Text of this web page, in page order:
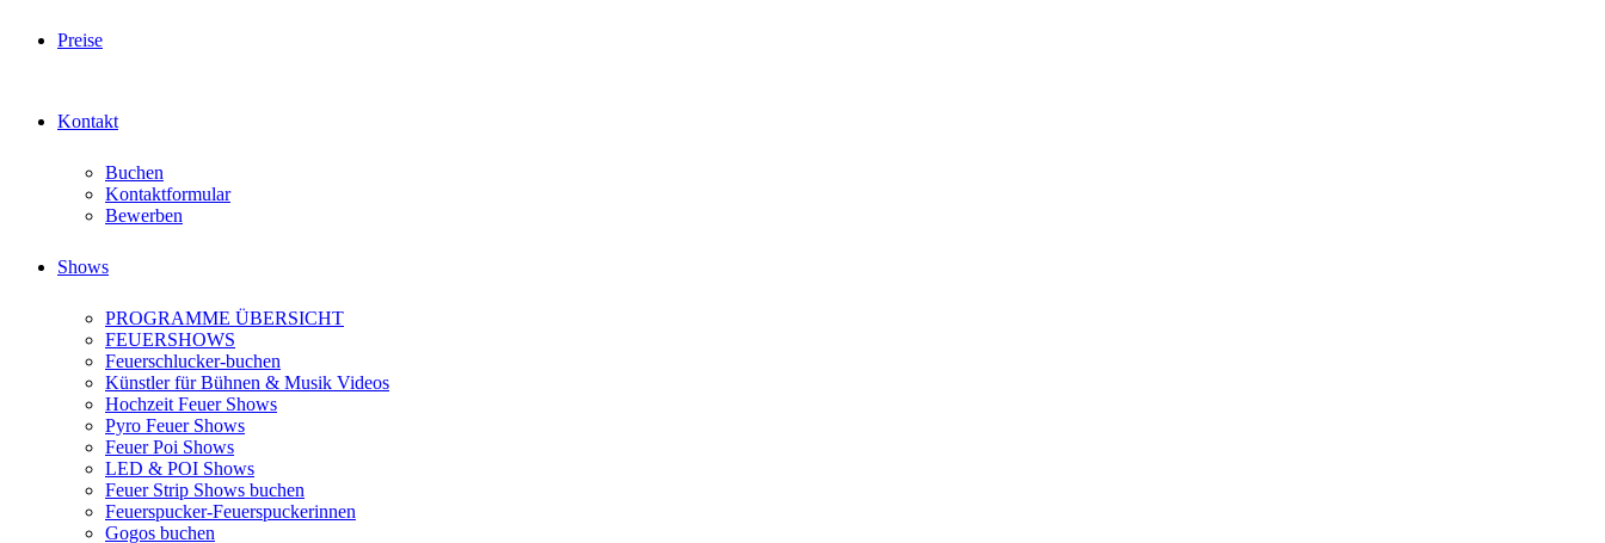
Preise
Kontakt
Buchen
Kontaktformular
Bewerben
Shows
PROGRAMME ÜBERSICHT
FEUERSHOWS
Feuerschlucker-buchen
Künstler für Bühnen & Musik Videos
Hochzeit Feuer Shows
Pyro Feuer Shows
Feuer Poi Shows
LED & POI Shows
Feuer Strip Shows buchen
Feuerspucker-Feuerspuckerinnen
Gogos buchen